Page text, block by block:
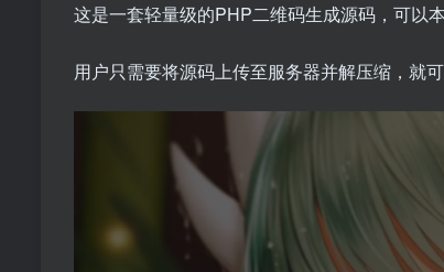
这是一套轻量级的PHP二维码生成源码，可以
用户只需要将源码上传至服务器并解压缩，就